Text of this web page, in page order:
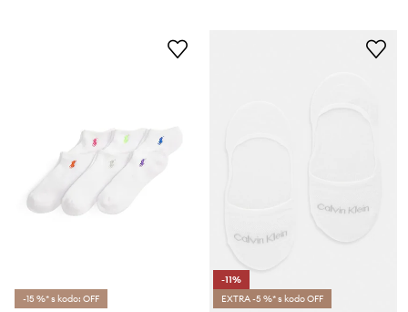
-15 %* s kodo: OFF
-11%
EXTRA -5 %* s kodo OFF